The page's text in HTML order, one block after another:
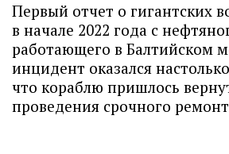
Первый отчет о гигантских
в начале 2022 года с
работающего в Балтийском
инцидент оказался
что кораблю пришлось
проведения срочного